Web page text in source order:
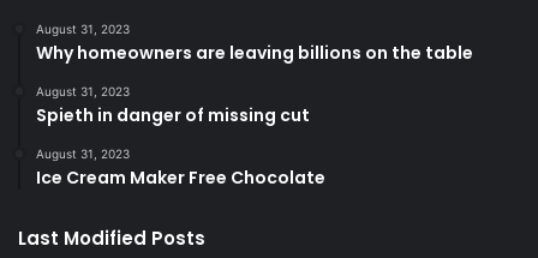
August 31, 2023
Why homeowners are leaving billions on the table
August 31, 2023
Spieth in danger of missing cut
August 31, 2023
Ice Cream Maker Free Chocolate
Last Modified Posts